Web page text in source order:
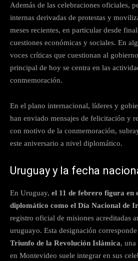
Además de las celebraciones oficiales,
internas derivadas de protestas y
meses recientes, en particular desde
cuestiones económicas y sociales. En
voces críticas que cuestionan al
principal de hoy se centra en las
conmemoración.
En el plano internacional, líderes y
han enviado mensajes de felicitación y
con motivo de la conmemoración,
este aniversario a nivel diplomático.
Uruguay y la fecha
En Uruguay, el 11 de febrero figura en
diplomático como el Día Nacional de
registro oficial de misiones acreditadas
uruguayo. Esta designación corresponde
Triunfo de la Revolución Islámica, una
en Montevideo suele integrar en sus